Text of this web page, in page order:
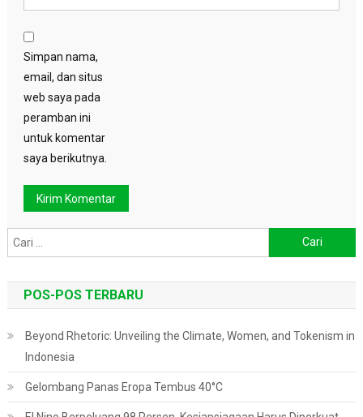
Simpan nama,
email, dan situs
web saya pada
peramban ini
untuk komentar
saya berikutnya.
untuk:
POS-POS TERBARU
Beyond Rhetoric: Unveiling the Climate, Women, and Tokenism in
Indonesia
Gelombang Panas Eropa Tembus 40°C